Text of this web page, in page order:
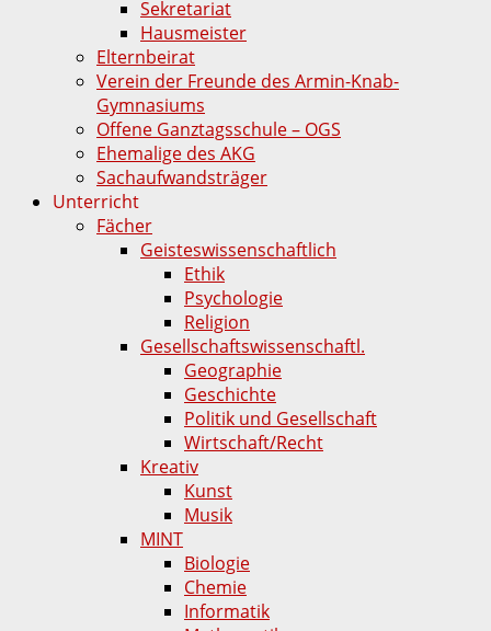
Sekretariat
Hausmeister
Elternbeirat
Verein der Freunde des Armin-Knab-
Gymnasiums
Offene Ganztagsschule – OGS
Ehemalige des AKG
Sachaufwandsträger
Unterricht
Fächer
Geisteswissenschaftlich
Ethik
Psychologie
Religion
Gesellschaftswissenschaftl.
Geographie
Geschichte
Politik und Gesellschaft
Wirtschaft/Recht
Kreativ
Kunst
Musik
MINT
Biologie
Chemie
Informatik